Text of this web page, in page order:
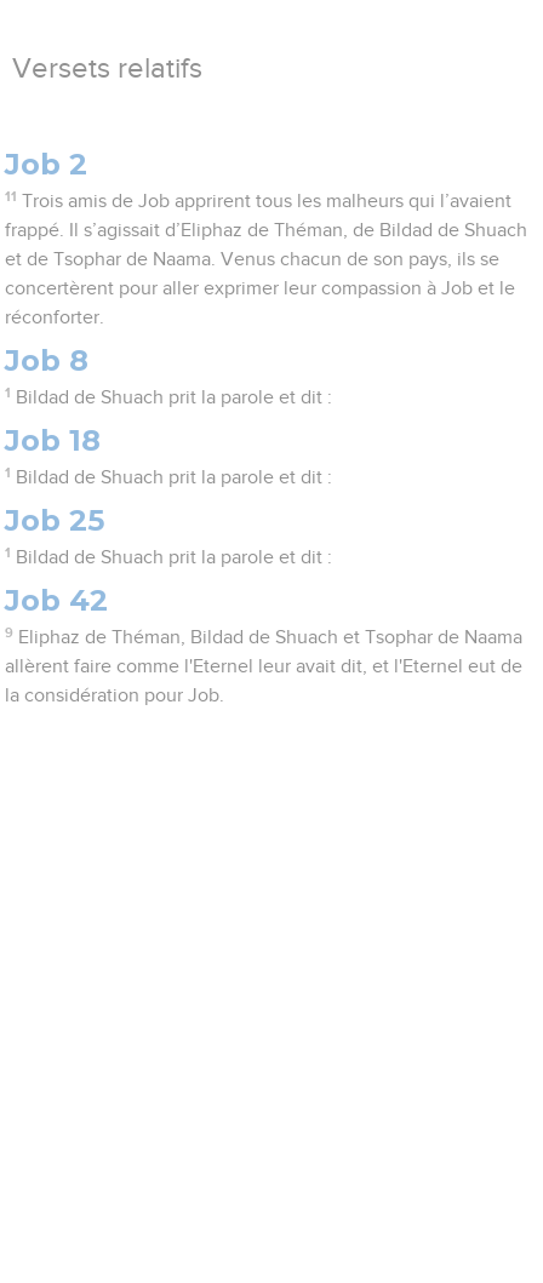
Versets relatifs
Job 2
11 Trois amis de Job apprirent tous les malheurs qui l’avaient
frappé. Il s’agissait d’Eliphaz de Théman, de Bildad de Shuach
et de Tsophar de Naama. Venus chacun de son pays, ils se
concertèrent pour aller exprimer leur compassion à Job et le
réconforter.
Job 8
1 Bildad de Shuach prit la parole et dit :
Job 18
1 Bildad de Shuach prit la parole et dit :
Job 25
1 Bildad de Shuach prit la parole et dit :
Job 42
9 Eliphaz de Théman, Bildad de Shuach et Tsophar de Naama
allèrent faire comme l'Eternel leur avait dit, et l'Eternel eut de
la considération pour Job.